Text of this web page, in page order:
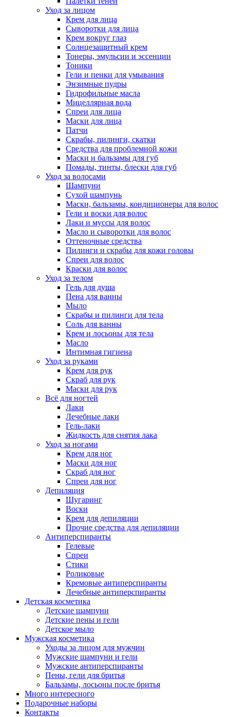
Уход за лицом
Крем для лица
Сыворотки для лица
Крем вокруг глаз
Солнцезащитный крем
Тонеры, эмульсии и эссенции
Тоники
Гели и пенки для умывания
Энзимные пудры
Гидрофильные масла
Мицеллярная вода
Спреи для лица
Маски для лица
Патчи
Скрабы, пилинги, скатки
Средства для проблемной кожи
Маски и бальзамы для губ
Помады, тинты, блески для губ
Уход за волосами
Шампуни
Сухой шампунь
Маски, бальзамы, кондиционеры для волос
Гели и воски для волос
Лаки и муссы для волос
Масло и сыворотки для волос
Оттеночные средства
Пилинги и скрабы для кожи головы
Спреи для волос
Краски для волос
Уход за телом
Гель для душа
Пена для ванны
Мыло
Скрабы и пилинги для тела
Соль для ванны
Крем и лосьоны для тела
Масло
Интимная гигиена
Уход за руками
Крем для рук
Скраб для рук
Маски для рук
Всё для ногтей
Лаки
Лечебные лаки
Гель-лаки
Жидкость для снятия лака
Уход за ногами
Крем для ног
Маски для ног
Скраб для ног
Спреи для ног
Депиляция
Шугаринг
Воски
Крем для депиляции
Прочие средства для депиляции
Антиперспиранты
Гелевые
Спреи
Стики
Роликовые
Кремовые антиперспиранты
Лечебные антиперспиранты
Детская косметика
Детские шампуни
Детские пены и гели
Детское мыло
Мужская косметика
Уходы за лицом для мужчин
Мужские шампуни и гели
Мужские антиперспиранты
Пены, гели для бритья
Бальзамы, лосьоны после бритья
Много интересного
Подарочные наборы
Контакты